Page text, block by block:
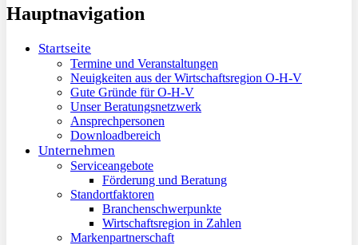
Hauptnavigation
Startseite
Termine und Veranstaltungen
Neuigkeiten aus der Wirtschaftsregion O-H-V
Gute Gründe für O-H-V
Unser Beratungsnetzwerk
Ansprechpersonen
Downloadbereich
Unternehmen
Serviceangebote
Förderung und Beratung
Standortfaktoren
Branchenschwerpunkte
Wirtschaftsregion in Zahlen
Markenpartnerschaft